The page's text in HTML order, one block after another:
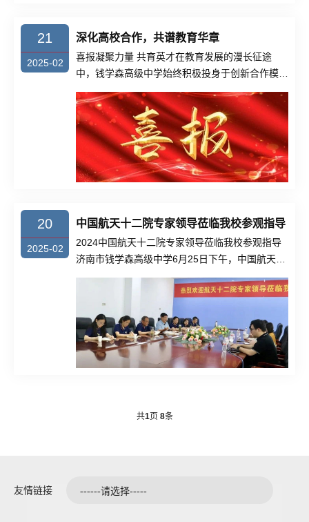
21
2025-02
深化高校合作，共谱教育华章
喜报凝聚力量 共育英才在教育发展的漫长征途
中，钱学森高级中学始终积极投身于创新合作模式
的探索与践行之......
20
2025-02
中国航天十二院专家领导莅临我校参观指导
2024中国航天十二院专家领导莅临我校参观指导
济南市钱学森高级中学6月25日下午，中国航天十
二院专家......
共1页 8条
友情链接